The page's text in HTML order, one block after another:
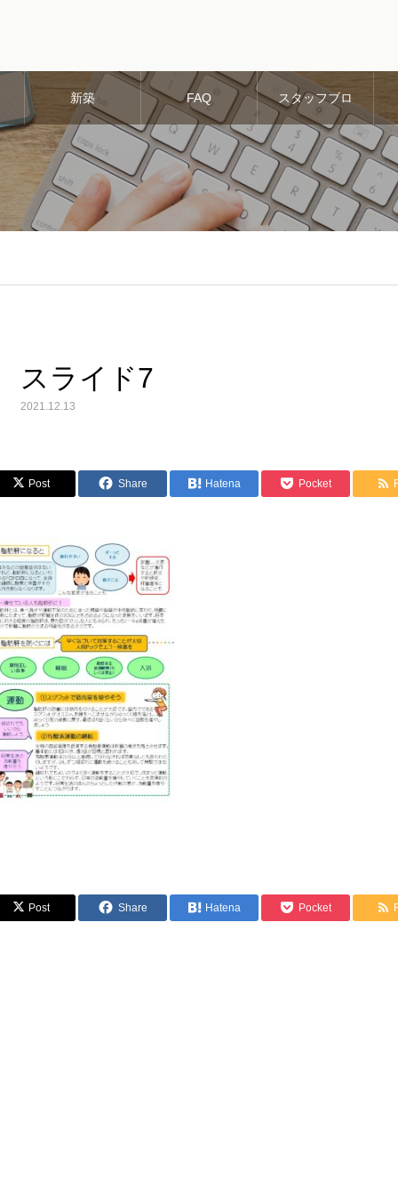
新築 FAQ スタッフブロ
グ
スライド7
2021.12.13
Post Share Hatena Pocket
Post Share Hatena Pocket